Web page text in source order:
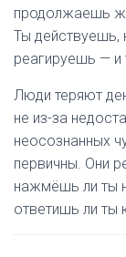
продолжаешь
Ты действуешь,
реагируешь — и
Люди теряют
не из-за
неосознанных
первичны. Они
нажмёшь ли ты
ответишь ли ты